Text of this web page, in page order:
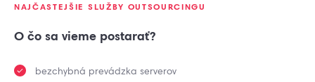
NAJČASTEJŠIE SLUŽBY OUTSOURCINGU
O čo sa vieme postarať?
bezchybná prevádzka serverov